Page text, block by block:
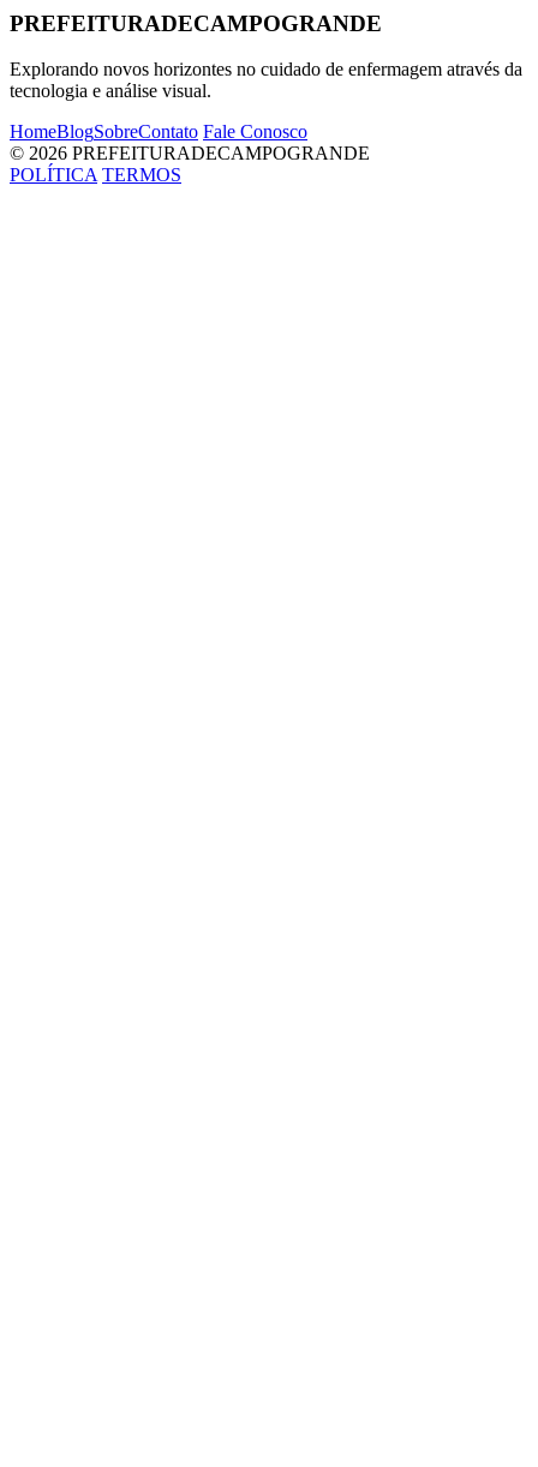
PREFEITURADECAMPOGRANDE
Explorando novos horizontes no cuidado de enfermagem através da
tecnologia e análise visual.
HomeBlogSobreContato Fale Conosco
© 2026 PREFEITURADECAMPOGRANDE
POLÍTICA TERMOS